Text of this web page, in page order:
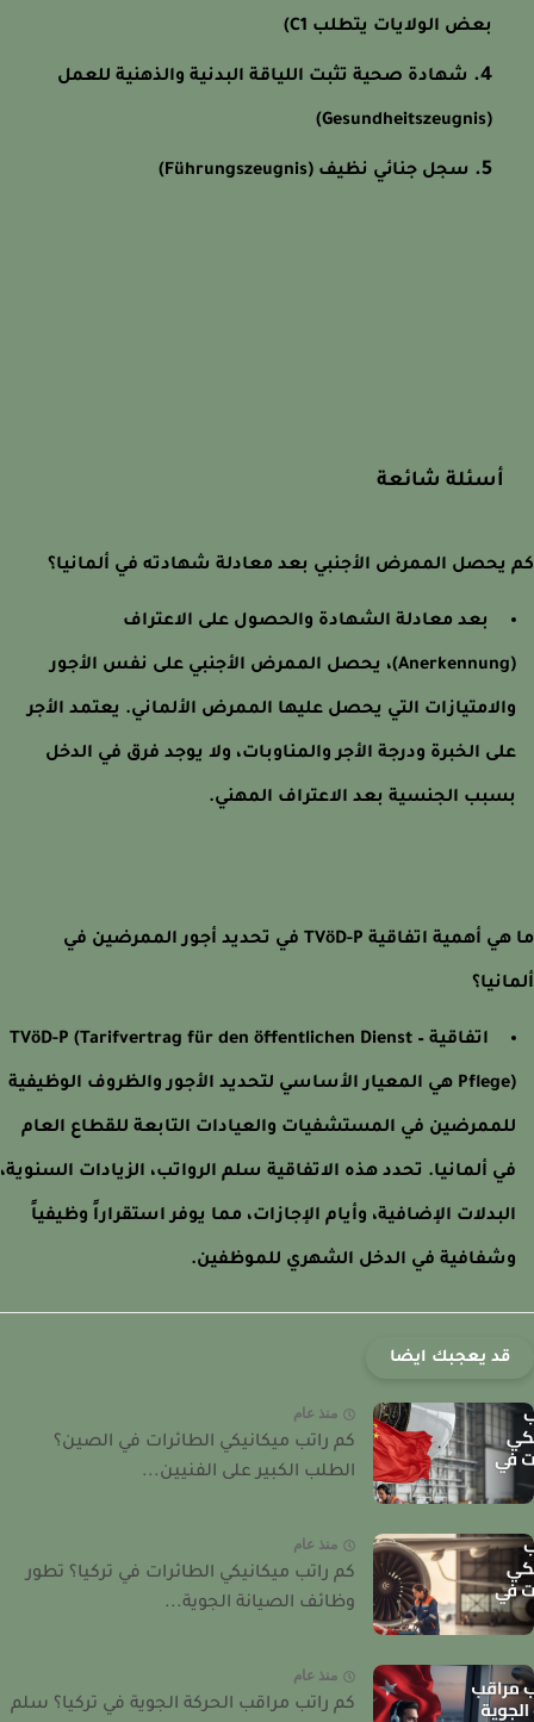
بعض الولايات يتطلب C1)
شهادة صحية تثبت اللياقة البدنية والذهنية للعمل
سجل جنائي نظيف (Führungszeugnis)
أسئلة شائعة
يحصل الممرض الأجنبي بعد معادلة شهادته في ألمانيا؟
بعد معادلة الشهادة والحصول على الاعتراف
(Anerkennung)، يحصل الممرض الأجنبي على نفس الأجور
التي يحصل عليها الممرض الألماني. يعتمد الأجر
الخبرة ودرجة الأجر والمناوبات، ولا يوجد فرق في الدخل
الجنسية بعد الاعتراف المهني.
ما هي أهمية اتفاقية TVöD-P في تحديد أجور الممرضين في
اتفاقية TVöD-P (Tarifvertrag für den öffentlichen Dienst –
Pflege) هي المعيار الأساسي لتحديد الأجور والظروف الوظيفية
في المستشفيات والعيادات التابعة للقطاع العام
ألمانيا. تحدد هذه الاتفاقية سلم الرواتب، الزيادات السنوية،
الإضافية، وأيام الإجازات، مما يوفر استقراراً وظيفياً
في الدخل الشهري للموظفين.
قد يعجبك ايضا
منذ عام
كم راتب ميكانيكي الطائرات في الصين؟
الطلب الكبير على الفنيين...
منذ عام
كم راتب ميكانيكي الطائرات في تركيا؟ تطور
وظائف الصيانة الجوية...
منذ عام
كم راتب مراقب الحركة الجوية في تركيا؟ سلم